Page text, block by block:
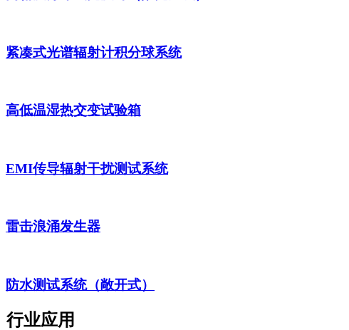
紧凑式光谱辐射计积分球系统
高低温湿热交变试验箱
EMI传导辐射干扰测试系统
雷击浪涌发生器
防水测试系统（敞开式）
行业应用